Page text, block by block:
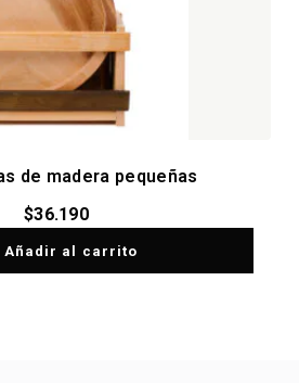
de madera pequeñas
$36.190
Añadir al carrito